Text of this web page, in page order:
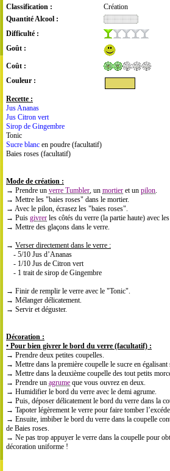
Classification :
Création
Quantité Alcool :
Difficulté :
Goût :
Coût :
Couleur :
Recette :
Jus Ananas
Jus Citron vert
Sirop de Gingembre
Tonic
Sucre blanc en poudre (facultatif)
Baies roses (facultatif)
Mode de création :
→ Prendre un verre Tumbler, un mortier et un pilon.
→ Mettre les "baies roses" dans le mortier.
→ Avec le pilon, écrasez les "baies roses".
→ Puis givrer les côtés du verre (la partie haute) avec
→ Mettre des glaçons dans le verre.
→ Verser directement dans le verre :
- 5/10 Jus d’Ananas
- 1/10 Jus de Citron vert
- 1 trait de sirop de Gingembre
→ Finir de remplir le verre avec le "Tonic".
→ Mélanger délicatement.
→ Servir et déguster.
Décoration :
• Pour bien givrer le bord du verre (facultatif) :
→ Prendre deux petites coupelles.
→ Mettre dans la première coupelle le sucre en égalisant
→ Mettre dans la deuxième coupelle des tout petits
→ Prendre un agrume que vous ouvrez en deux.
→ Humidifier le bord du verre avec le demi agrume.
→ Puis, déposer délicatement le bord du verre dans la
→ Tapoter légèrement le verre pour faire tomber
→ Ensuite, imbiber le bord du verre dans la coupelle
de Baies roses.
→ Ne pas trop appuyer le verre dans la coupelle pour
décoration uniforme !